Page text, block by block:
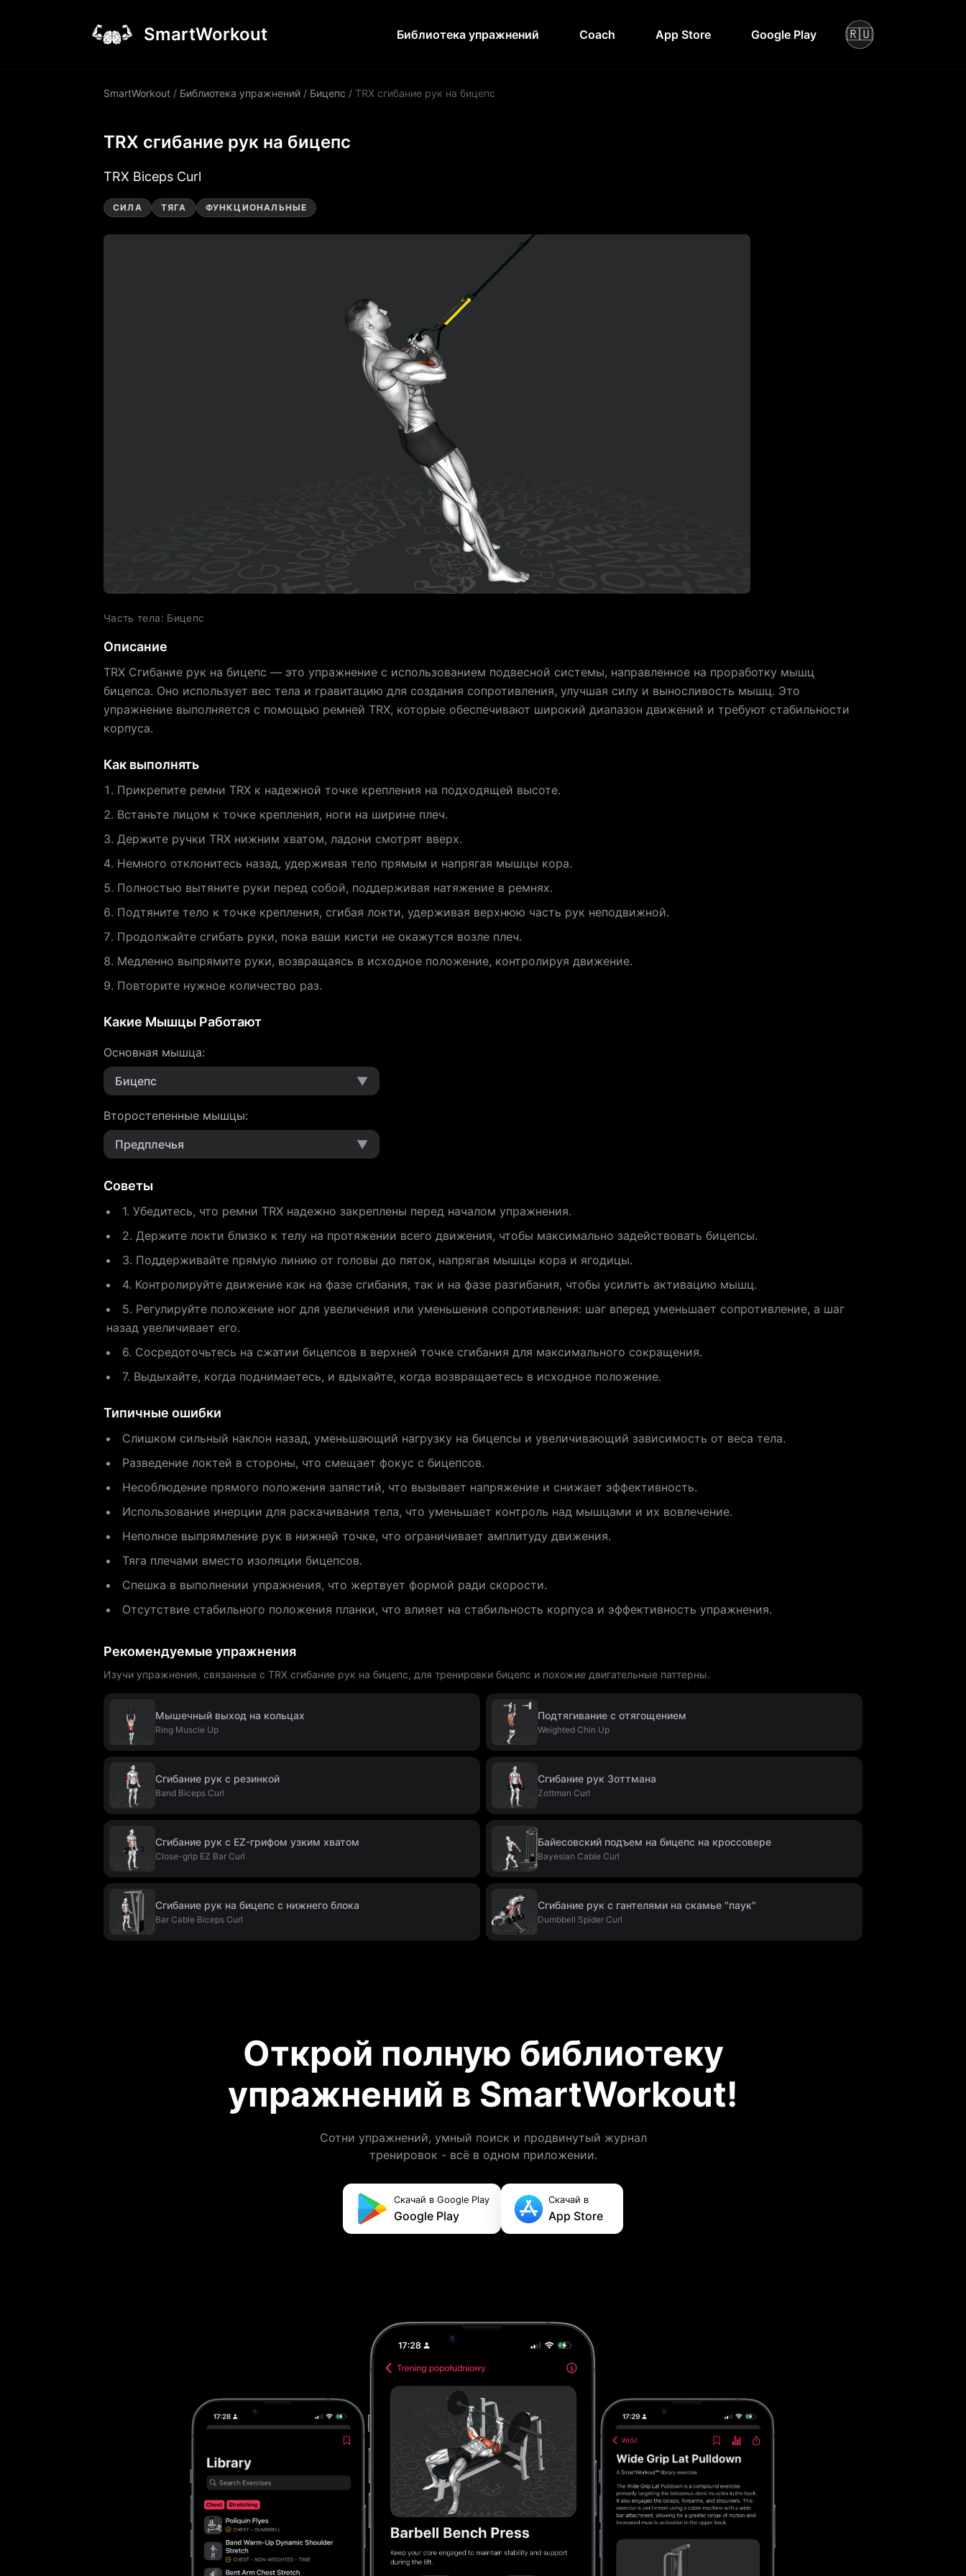
SmartWorkout Библиотека упражнений Coach App Store Google Play 🇷🇺
SmartWorkout / Библиотека упражнений / Бицепс / TRX сгибание рук на бицепс
TRX сгибание рук на бицепс
TRX Biceps Curl
СИЛА ТЯГА ФУНКЦИОНАЛЬНЫЕ
Часть тела: Бицепс
Описание
TRX Сгибание рук на бицепс — это упражнение с использованием подвесной системы, направленное на проработку мышц
бицепса. Оно использует вес тела и гравитацию для создания сопротивления, улучшая силу и выносливость мышц. Это
упражнение выполняется с помощью ремней TRX, которые обеспечивают широкий диапазон движений и требуют стабильности
корпуса.
Как выполнять
Прикрепите ремни TRX к надежной точке крепления на подходящей высоте.
Встаньте лицом к точке крепления, ноги на ширине плеч.
Держите ручки TRX нижним хватом, ладони смотрят вверх.
Немного отклонитесь назад, удерживая тело прямым и напрягая мышцы кора.
Полностью вытяните руки перед собой, поддерживая натяжение в ремнях.
Подтяните тело к точке крепления, сгибая локти, удерживая верхнюю часть рук неподвижной.
Продолжайте сгибать руки, пока ваши кисти не окажутся возле плеч.
Медленно выпрямите руки, возвращаясь в исходное положение, контролируя движение.
Повторите нужное количество раз.
Какие Мышцы Работают
Основная мышца:
Бицепс
▼
Второстепенные мышцы:
Предплечья
▼
Советы
1. Убедитесь, что ремни TRX надежно закреплены перед началом упражнения.
2. Держите локти близко к телу на протяжении всего движения, чтобы максимально задействовать бицепсы.
3. Поддерживайте прямую линию от головы до пяток, напрягая мышцы кора и ягодицы.
4. Контролируйте движение как на фазе сгибания, так и на фазе разгибания, чтобы усилить активацию мышц.
5. Регулируйте положение ног для увеличения или уменьшения сопротивления: шаг вперед уменьшает сопротивление, а шаг
назад увеличивает его.
6. Сосредоточьтесь на сжатии бицепсов в верхней точке сгибания для максимального сокращения.
7. Выдыхайте, когда поднимаетесь, и вдыхайте, когда возвращаетесь в исходное положение.
Типичные ошибки
Слишком сильный наклон назад, уменьшающий нагрузку на бицепсы и увеличивающий зависимость от веса тела.
Разведение локтей в стороны, что смещает фокус с бицепсов.
Несоблюдение прямого положения запястий, что вызывает напряжение и снижает эффективность.
Использование инерции для раскачивания тела, что уменьшает контроль над мышцами и их вовлечение.
Неполное выпрямление рук в нижней точке, что ограничивает амплитуду движения.
Тяга плечами вместо изоляции бицепсов.
Спешка в выполнении упражнения, что жертвует формой ради скорости.
Отсутствие стабильного положения планки, что влияет на стабильность корпуса и эффективность упражнения.
Рекомендуемые упражнения
Изучи упражнения, связанные с TRX сгибание рук на бицепс, для тренировки бицепс и похожие двигательные паттерны.
Мышечный выход на кольцах
Ring Muscle Up
Подтягивание с отягощением
Weighted Chin Up
Сгибание рук с резинкой
Band Biceps Curl
Сгибание рук Зоттмана
Zottman Curl
Сгибание рук с EZ-грифом узким хватом
Close-grip EZ Bar Curl
Байесовский подъем на бицепс на кроссовере
Bayesian Cable Curl
Сгибание рук на бицепс с нижнего блока
Bar Cable Biceps Curl
Сгибание рук с гантелями на скамье "паук"
Dumbbell Spider Curl
Открой полную библиотеку
упражнений в SmartWorkout!
Сотни упражнений, умный поиск и продвинутый журнал
тренировок - всё в одном приложении.
Скачай в Google Play
Google Play
Скачай в
App Store